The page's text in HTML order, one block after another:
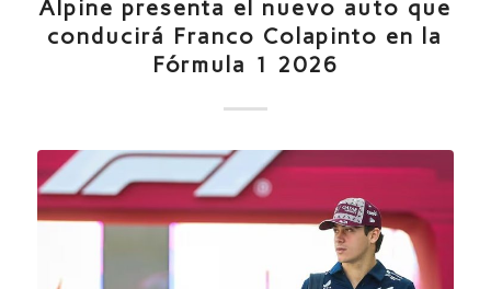
Alpine presenta el nuevo auto que
conducirá Franco Colapinto en la
Fórmula 1 2026